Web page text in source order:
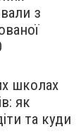
з
школах
як
та куди